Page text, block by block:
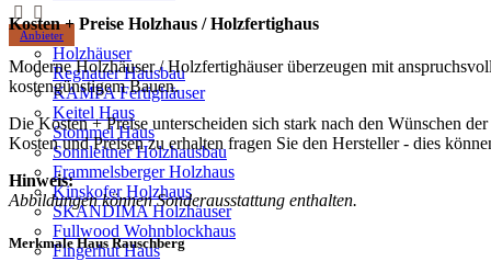
Anbieter
Holzhäuser
Regnauer Hausbau
KAMPA Fertighäuser
Keitel Haus
Stommel Haus
Sonnleitner Holzhausbau
Frammelsberger Holzhaus
Kinskofer Holzhaus
SKANDIMA Holzhäuser
Fullwood Wohnblockhaus
Fingerhut Haus
Kosten + Preise Holzhaus / Holzfertighaus
Moderne Holzhäuser / Holzfertighäuser überzeugen mit
kostengünstigem Bauen.
Die Kosten + Preise unterscheiden sich stark nach den Wünschen
Kosten und Preisen zu erhalten fragen Sie den Hersteller - dies
Hinweis:
Abbildungen können Sonderausstattung enthalten.
Merkmale Haus Rauschberg